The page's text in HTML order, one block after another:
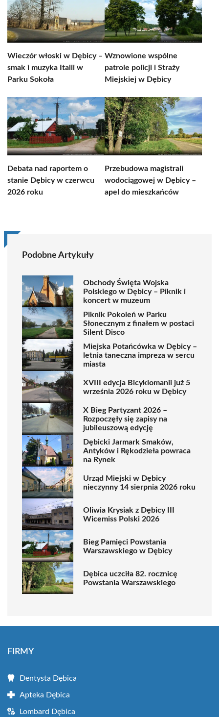
Wieczór włoski w Dębicy –
smak i muzyka Italii w
Parku Sokoła
Wznowione wspólne
patrole policji i Straży
Miejskiej w Dębicy
Debata nad raportem o
stanie Dębicy w czerwcu
2026 roku
Przebudowa magistrali
wodociągowej w Dębicy –
apel do mieszkańców
Podobne Artykuły
Obchody Święta Wojska
Polskiego w Dębicy – Piknik i
koncert w muzeum
Piknik Pokoleń w Parku
Słonecznym z finałem w postaci
Silent Disco
Miejska Potańcówka w Dębicy –
letnia taneczna impreza w sercu
miasta
XVIII edycja Bicyklomanii już 5
września 2026 roku w Dębicy
X Bieg Partyzant 2026 –
Rozpoczęły się zapisy na
jubileuszową edycję
Dębicki Jarmark Smaków,
Antyków i Rękodzieła powraca
na Rynek
Urząd Miejski w Dębicy
nieczynny 14 sierpnia 2026 roku
Oliwia Krysiak z Dębicy III
Wicemiss Polski 2026
Bieg Pamięci Powstania
Warszawskiego w Dębicy
Dębica uczciła 82. rocznicę
Powstania Warszawskiego
FIRMY
Dentysta Dębica
Apteka Dębica
Lombard Dębica